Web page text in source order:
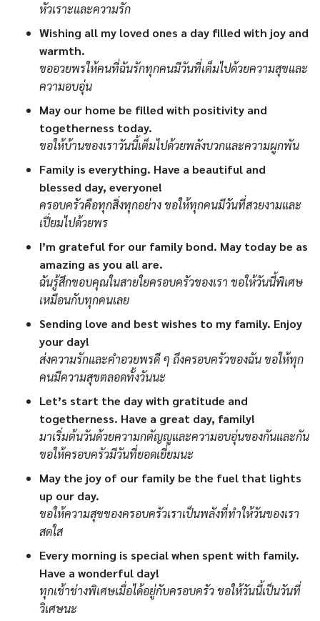
หัวเราะและความรัก
Wishing all my loved ones a day filled with joy and
warmth.
ขออวยพรให้คนที่ฉันรักทุกคนมีวันที่เต็มไปด้วยความสุขและ
ความอบอุ่น
May our home be filled with positivity and
togetherness today.
ขอให้บ้านของเราวันนี้เต็มไปด้วยพลังบวกและความผูกพัน
Family is everything. Have a beautiful and
blessed day, everyone!
ครอบครัวคือทุกสิ่งทุกอย่าง ขอให้ทุกคนมีวันที่สวยงามและ
เปี่ยมไปด้วยพร
I’m grateful for our family bond. May today be as
amazing as you all are.
ฉันรู้สึกขอบคุณในสายใยครอบครัวของเรา ขอให้วันนี้พิเศษ
เหมือนกับทุกคนเลย
Sending love and best wishes to my family. Enjoy
your day!
ส่งความรักและคำอวยพรดี ๆ ถึงครอบครัวของฉัน ขอให้ทุก
คนมีความสุขตลอดทั้งวันนะ
Let’s start the day with gratitude and
togetherness. Have a great day, family!
มาเริ่มต้นวันด้วยความกตัญญูและความอบอุ่นของกันและกัน
ขอให้ครอบครัวมีวันที่ยอดเยี่ยมนะ
May the joy of our family be the fuel that lights
up our day.
ขอให้ความสุขของครอบครัวเราเป็นพลังที่ทำให้วันของเรา
สดใส
Every morning is special when spent with family.
Have a wonderful day!
ทุกเช้าช่างพิเศษเมื่อได้อยู่กับครอบครัว ขอให้วันนี้เป็นวันที่
วิเศษนะ